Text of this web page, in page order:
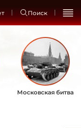
Поиск
Московская битва